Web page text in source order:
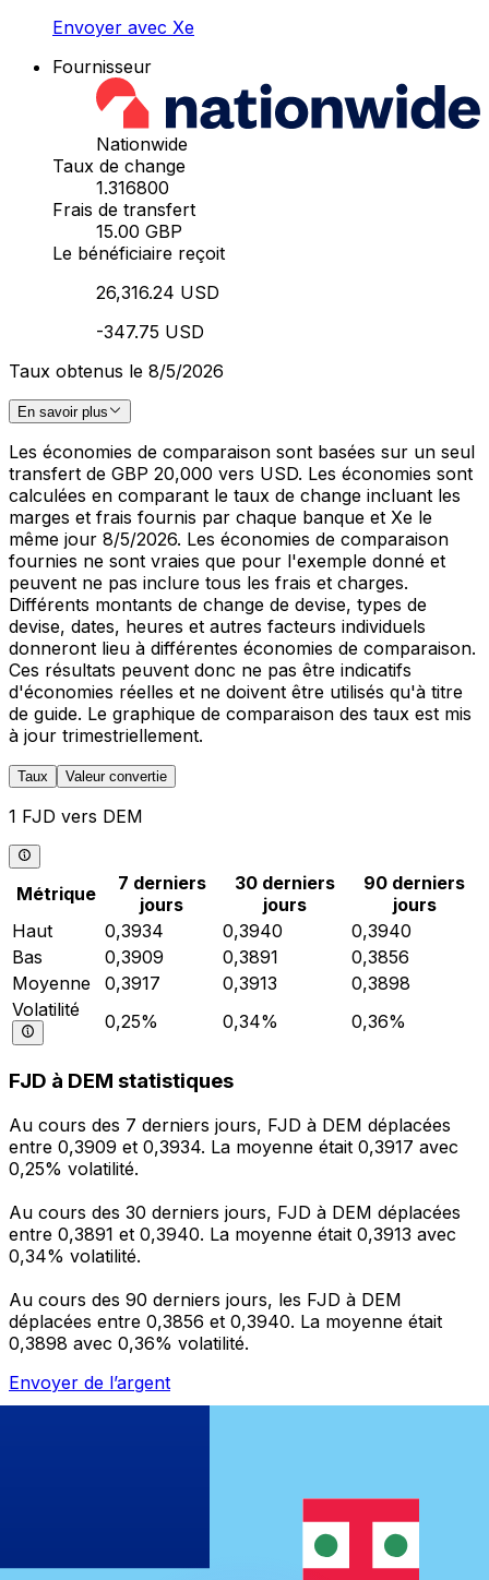
Envoyer avec Xe
Fournisseur
Nationwide
Taux de change
1.316800
Frais de transfert
15.00 GBP
Le bénéficiaire reçoit
26,316.24 USD
-347.75 USD
Taux obtenus le 8/5/2026
En savoir plus
Les économies de comparaison sont basées sur un seul
transfert de GBP 20,000 vers USD. Les économies sont
calculées en comparant le taux de change incluant les
marges et frais fournis par chaque banque et Xe le
même jour 8/5/2026. Les économies de comparaison
fournies ne sont vraies que pour l'exemple donné et
peuvent ne pas inclure tous les frais et charges.
Différents montants de change de devise, types de
devise, dates, heures et autres facteurs individuels
donneront lieu à différentes économies de comparaison.
Ces résultats peuvent donc ne pas être indicatifs
d'économies réelles et ne doivent être utilisés qu'à titre
de guide. Le graphique de comparaison des taux est mis
à jour trimestriellement.
Taux Valeur convertie
1 FJD vers DEM
Métrique
7 derniers
jours
30 derniers
jours
90 derniers
jours
Haut
0,3934 0,3940
0,3940
Bas
0,3909 0,3891
0,3856
Moyenne
0,3917 0,3913
0,3898
Volatilité
0,25% 0,34% 0,36%
FJD à DEM statistiques
Au cours des 7 derniers jours, FJD à DEM déplacées
entre 0,3909 et 0,3934. La moyenne était 0,3917 avec
0,25% volatilité.
Au cours des 30 derniers jours, FJD à DEM déplacées
entre 0,3891 et 0,3940. La moyenne était 0,3913 avec
0,34% volatilité.
Au cours des 90 derniers jours, les FJD à DEM
déplacées entre 0,3856 et 0,3940. La moyenne était
0,3898 avec 0,36% volatilité.
Envoyer de l’argent
L'application Xe réunit toutes les fonctionnalités
nécessaires pour vos transferts d'argent internationaux
et la gestion de vos devises. Convertissez des devises,
programmez des alertes de taux et transférez de